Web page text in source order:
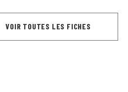
VOIR TOUTES LES FICHES